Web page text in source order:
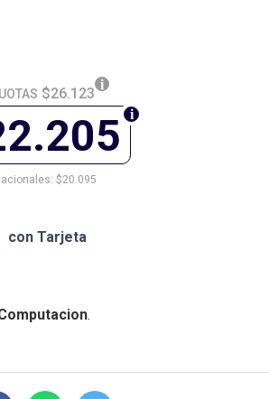
$26.123
$20.095
con Tarjeta
.